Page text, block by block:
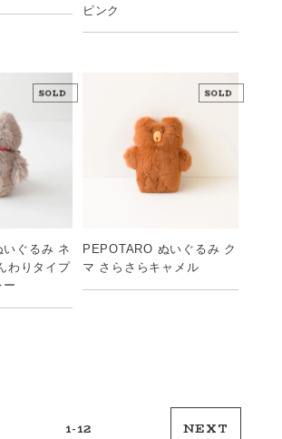
ピンク
ぐるみ ネ
わりタイプ
ー
PEPOTARO ぬいぐるみ ク
マ さらさらキャメル
1-12 NEXT